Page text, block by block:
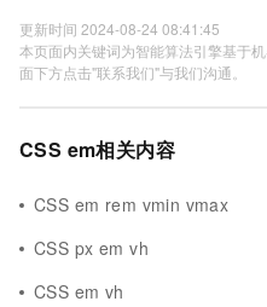
更新时间 2024-08-24 08:41:45
本页面内关键词为智能算法引擎基于
面下方点击"联系我们"与我们沟通。
CSS em相关内容
CSS em rem vmin vmax
CSS px em vh
CSS em vh